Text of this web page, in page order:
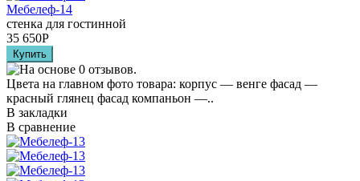
Мебелеф-14
стенка для гостинной
35 650Р
Цвета на главном фото товара: корпус — венге фасад —
красный глянец фасад компаньон —..
В закладки
В сравнение